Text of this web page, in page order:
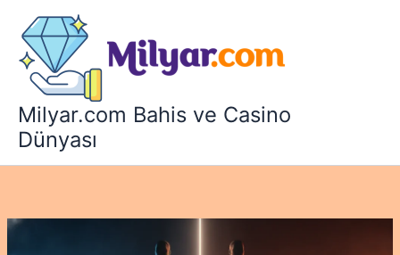
Milyar.com Bahis ve Casino
Dünyası